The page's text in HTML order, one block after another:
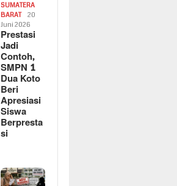
SUMATERA
BARAT
20
Juni 2026
Prestasi
Jadi
Contoh,
SMPN 1
Dua Koto
Beri
Apresiasi
Siswa
Berpresta
si